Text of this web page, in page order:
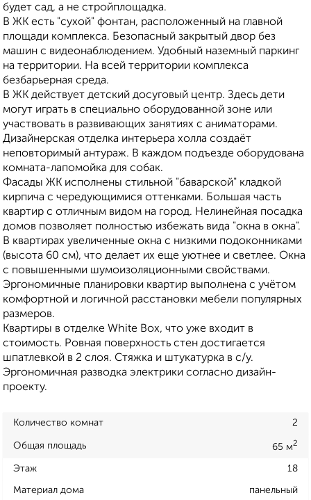
будет сад, а не стройплощадка.
В ЖК есть "сухой" фонтан, расположенный на главной
площади комплекса. Безопасный закрытый двор без
машин с видеонаблюдением. Удобный наземный паркинг
на территории. На всей территории комплекса
безбарьерная среда.
В ЖК действует детский досуговый центр. Здесь дети
могут играть в специально оборудованной зоне или
участвовать в развивающих занятиях с аниматорами.
Дизайнерская отделка интерьера холла создаёт
неповторимый антураж. В каждом подъезде оборудована
комната-лапомойка для собак.
Фасады ЖК исполнены стильной "баварской" кладкой
кирпича с чередующимися оттенками. Большая часть
квартир с отличным видом на город. Нелинейная посадка
домов позволяет полностью избежать вида "окна в окна".
В квартирах увеличенные окна с низкими подоконниками
(высота 60 см), что делает их еще уютнее и светлее. Окна
с повышенными шумоизоляционными свойствами.
Эргономичные планировки квартир выполнена с учётом
комфортной и логичной расстановки мебели популярных
размеров.
Квартиры в отделке White Box, что уже входит в
стоимость. Ровная поверхность стен достигается
шпатлевкой в 2 слоя. Стяжка и штукатурка в с/у.
Эргономичная разводка электрики согласно дизайн-
проекту.
Количество комнат 2
Общая площадь 65 м2
Этаж 18
Материал дома панельный